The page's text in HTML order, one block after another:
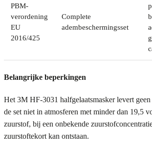
PBM-
verordening
EU
2016/425
Complete
adembeschermingsset
Belangrijke beperkingen
Het 3M HF-3031 halfgelaatsmasker levert
de set niet in atmosferen met minder dan 19,5
zuurstof, bij een onbekende
zuurstoftekort kan ontstaan.